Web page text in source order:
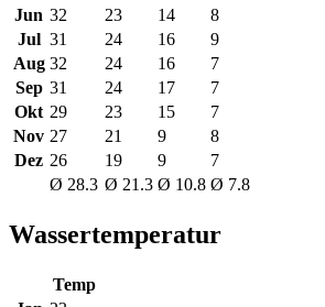
Jun 32 23 14
8
Jul 31 24 16
9
Aug 32 24 16
7
Sep 31 24 17
7
Okt 29 23 15
7
Nov 27 21 9
8
Dez 26 19 9
7
Ø 28.3 Ø 21.3 Ø 10.8 Ø 7.8
Wassertemperatur
Temp